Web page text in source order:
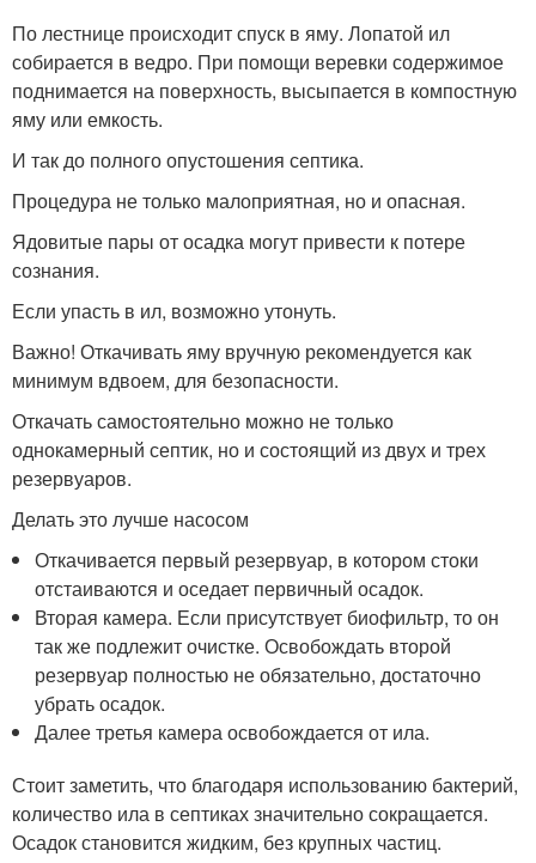
По лестнице происходит спуск в яму. Лопатой ил
собирается в ведро. При помощи веревки содержимое
поднимается на поверхность, высыпается в компостную
яму или емкость.
И так до полного опустошения септика.
Процедура не только малоприятная, но и опасная.
Ядовитые пары от осадка могут привести к потере
сознания.
Если упасть в ил, возможно утонуть.
Важно! Откачивать яму вручную рекомендуется как
минимум вдвоем, для безопасности.
Откачать самостоятельно можно не только
однокамерный септик, но и состоящий из двух и трех
резервуаров.
Делать это лучше насосом
Откачивается первый резервуар, в котором стоки
отстаиваются и оседает первичный осадок.
Вторая камера. Если присутствует биофильтр, то он
так же подлежит очистке. Освобождать второй
резервуар полностью не обязательно, достаточно
убрать осадок.
Далее третья камера освобождается от ила.
Стоит заметить, что благодаря использованию бактерий,
количество ила в септиках значительно сокращается.
Осадок становится жидким, без крупных частиц.